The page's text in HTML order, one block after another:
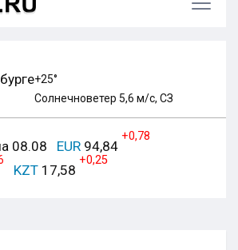
+25°
Солнечноветер 5,6 м/с, СЗ
08.08 EUR 94,84
+0,78
KZT 17,58
+0,25